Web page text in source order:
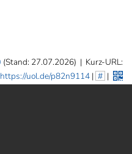
(Stand: 27.07.2026) | Kurz-URL:
https://uol.de/p82n9114| # |